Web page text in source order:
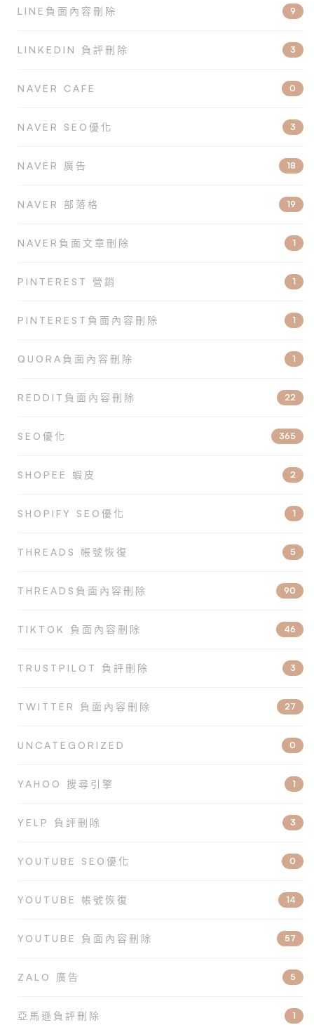
LINE負面內容刪除 9
LINKEDIN 負評刪除 3
NAVER CAFE 0
NAVER SEO優化 3
NAVER 廣告 18
NAVER 部落格 19
NAVER負面文章刪除 1
PINTEREST 營銷 1
PINTEREST負面內容刪除 1
QUORA負面內容刪除 1
REDDIT負面內容刪除 22
SEO優化 365
SHOPEE 蝦皮 2
SHOPIFY SEO優化 1
THREADS 帳號恢復 5
THREADS負面內容刪除 90
TIKTOK 負面內容刪除 46
TRUSTPILOT 負評刪除 3
TWITTER 負面內容刪除 27
UNCATEGORIZED 0
YAHOO 搜尋引擎 1
YELP 負評刪除 3
YOUTUBE SEO優化 0
YOUTUBE 帳號恢復 14
YOUTUBE 負面內容刪除 57
ZALO 廣告 5
亞馬遜負評刪除 1